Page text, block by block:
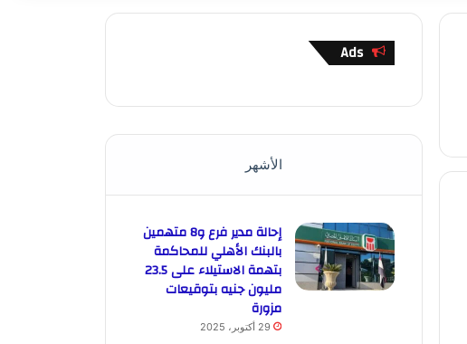
Ads
الأشهر
إحالة مدير فرع و8 متهمين
بالبنك الأهلي للمحاكمة
بتهمة الاستيلاء على 23.5
مليون جنيه بتوقيعات
مزورة
29 أكتوبر، 2025